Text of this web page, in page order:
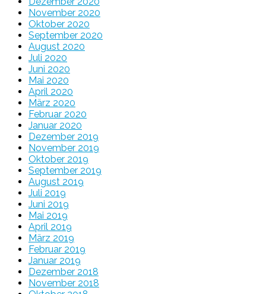
November 2020
Oktober 2020
September 2020
August 2020
Juli 2020
Juni 2020
Mai 2020
April 2020
März 2020
Februar 2020
Januar 2020
Dezember 2019
November 2019
Oktober 2019
September 2019
August 2019
Juli 2019
Juni 2019
Mai 2019
April 2019
März 2019
Februar 2019
Januar 2019
Dezember 2018
November 2018